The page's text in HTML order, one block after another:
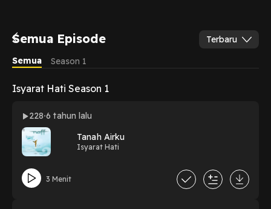
Semua Episode
Terbaru
Semua
Season 1
Isyarat Hati Season 1
228 6 tahun lalu
Tanah Airku
Isyarat Hati
3 Menit